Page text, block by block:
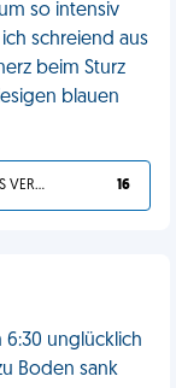
so intensiv
schreiend aus
beim Sturz
blauen
DU HAST ES VERDIENT 16
6:30 unglücklich
Boden sank